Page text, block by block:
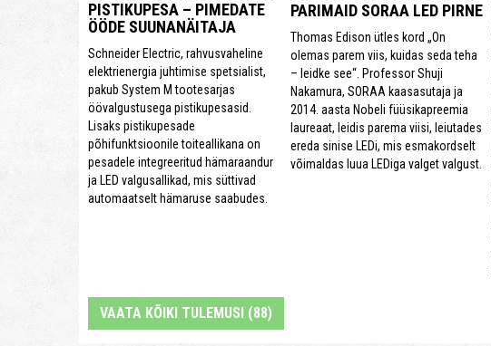
PISTIKUPESA – PIMEDATE
ÖÖDE SUUNANÄITAJA
Schneider Electric, rahvusvaheline
elektrienergia juhtimise spetsialist,
pakub System M tootesarjas
öövalgustusega pistikupesasid.
Lisaks pistikupesade
põhifunktsioonile toiteallikana on
pesadele integreeritud hämaraandur
ja LED valgusallikad, mis süttivad
automaatselt hämaruse saabudes.
PARIMAID SORAA LED PIRNE
Thomas Edison ütles kord „On
olemas parem viis, kuidas seda teha
– leidke see“. Professor Shuji
Nakamura, SORAA kaasasutaja ja
2014. aasta Nobeli füüsikapreemia
laureaat, leidis parema viisi, leiutades
ereda sinise LEDi, mis esmakordselt
võimaldas luua LEDiga valget valgust.
VAATA KÕIKI TULEMUSI (88)